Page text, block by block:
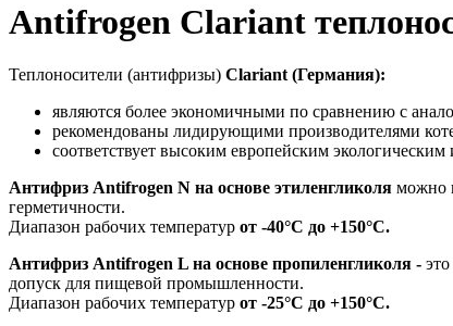
Antifrogen Clariant
Теплоносители (антифризы) Clariant (Германия):
являются более экономичными по сравнению с
рекомендованы лидирующими производителями
соответствует высоким европейским
Антифриз Antifrogen N на основе этиленгликоля можно
герметичности.
Диапазон рабочих температур от -40°C до +150°C.
Антифриз Antifrogen L на основе пропиленгликоля -
допуск для пищевой промышленности.
Диапазон рабочих температур от -25°C до +150°C.